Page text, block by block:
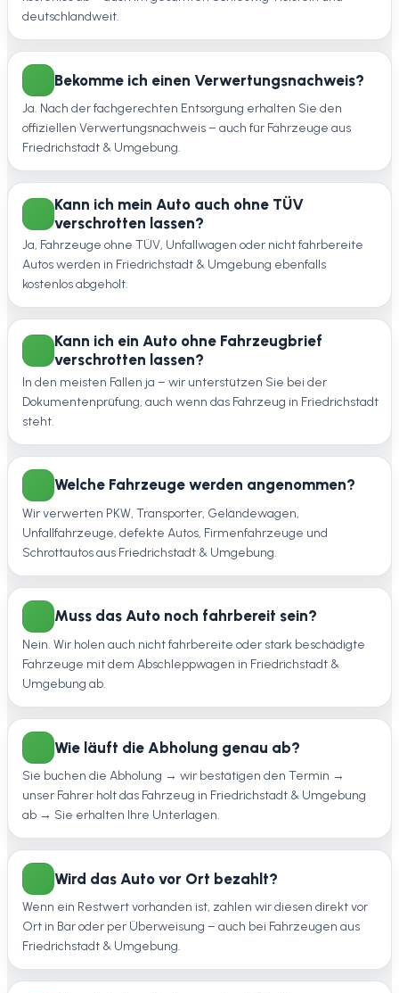
deutschlandweit.
Bekomme ich einen Verwertungsnachweis?
Ja. Nach der fachgerechten Entsorgung erhalten Sie den
offiziellen Verwertungsnachweis – auch für Fahrzeuge aus
Friedrichstadt & Umgebung.
Kann ich mein Auto auch ohne TÜV
verschrotten lassen?
Ja, Fahrzeuge ohne TÜV, Unfallwagen oder nicht fahrbereite
Autos werden in Friedrichstadt & Umgebung ebenfalls
kostenlos abgeholt.
Kann ich ein Auto ohne Fahrzeugbrief
verschrotten lassen?
In den meisten Fällen ja – wir unterstützen Sie bei der
Dokumentenprüfung, auch wenn das Fahrzeug in Friedrichstadt
steht.
Welche Fahrzeuge werden angenommen?
Wir verwerten PKW, Transporter, Geländewagen,
Unfallfahrzeuge, defekte Autos, Firmenfahrzeuge und
Schrottautos aus Friedrichstadt & Umgebung.
Muss das Auto noch fahrbereit sein?
Nein. Wir holen auch nicht fahrbereite oder stark beschädigte
Fahrzeuge mit dem Abschleppwagen in Friedrichstadt &
Umgebung ab.
Wie läuft die Abholung genau ab?
Sie buchen die Abholung → wir bestätigen den Termin →
unser Fahrer holt das Fahrzeug in Friedrichstadt & Umgebung
ab → Sie erhalten Ihre Unterlagen.
Wird das Auto vor Ort bezahlt?
Wenn ein Restwert vorhanden ist, zahlen wir diesen direkt vor
Ort in Bar oder per Überweisung – auch bei Fahrzeugen aus
Friedrichstadt & Umgebung.